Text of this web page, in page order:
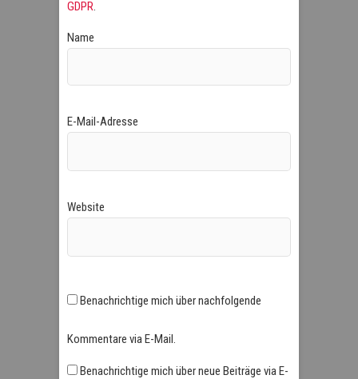
GDPR.
Name
E-Mail-Adresse
Website
Benachrichtige mich über nachfolgende
Kommentare via E-Mail.
Benachrichtige mich über neue Beiträge via E-